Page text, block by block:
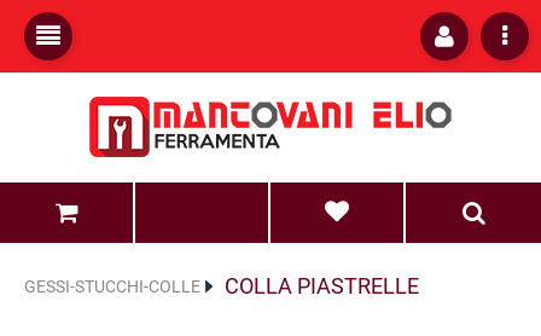
GESSI-STUCCHI-COLLE COLLA PIASTRELLE